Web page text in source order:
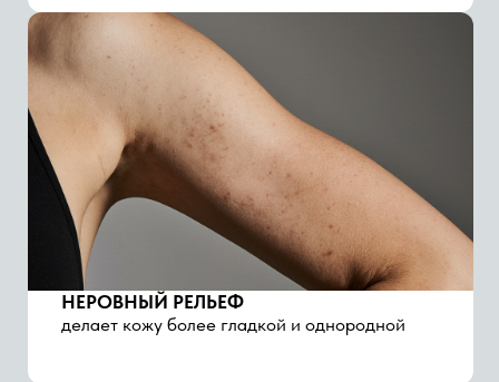
ТУСКЛЫЙ ЦВЕТ ЛИЦА
помогает вернуть коже более свежий и
сияющий вид
ПЕРВЫЕ ВОЗРАСТНЫЕ ИЗМЕНЕНИЯ